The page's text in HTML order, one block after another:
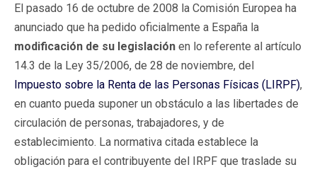
El pasado 16 de octubre de 2008 la Comisión Europea ha
anunciado que ha pedido oficialmente a España la
modificación de su legislación en lo referente al artículo
14.3 de la Ley 35/2006, de 28 de noviembre, del
Impuesto sobre la Renta de las Personas Físicas (LIRPF),
en cuanto pueda suponer un obstáculo a las libertades de
circulación de personas, trabajadores, y de
establecimiento. La normativa citada establece la
obligación para el contribuyente del IRPF que traslade su